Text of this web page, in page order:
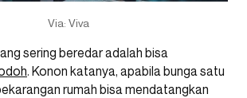
Via: Viva
sering beredar adalah bisa
. Konon katanya, apabila bunga satu
rumah bisa mendatangkan